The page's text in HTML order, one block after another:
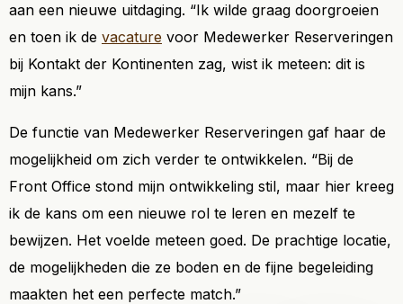
aan een nieuwe uitdaging. “Ik wilde graag doorgroeien
en toen ik de vacature voor Medewerker Reserveringen
bij Kontakt der Kontinenten zag, wist ik meteen: dit is
mijn kans.”
De functie van Medewerker Reserveringen gaf haar de
mogelijkheid om zich verder te ontwikkelen. “Bij de
Front Office stond mijn ontwikkeling stil, maar hier kreeg
ik de kans om een nieuwe rol te leren en mezelf te
bewijzen. Het voelde meteen goed. De prachtige locatie,
de mogelijkheden die ze boden en de fijne begeleiding
maakten het een perfecte match.”